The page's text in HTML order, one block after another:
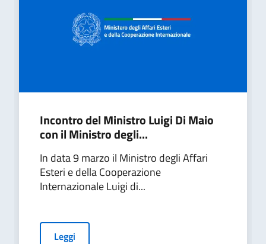
Incontro del Ministro Luigi Di Maio
con il Ministro degli...
In data 9 marzo il Ministro degli Affari
Esteri e della Cooperazione
Internazionale Luigi di...
Leggi